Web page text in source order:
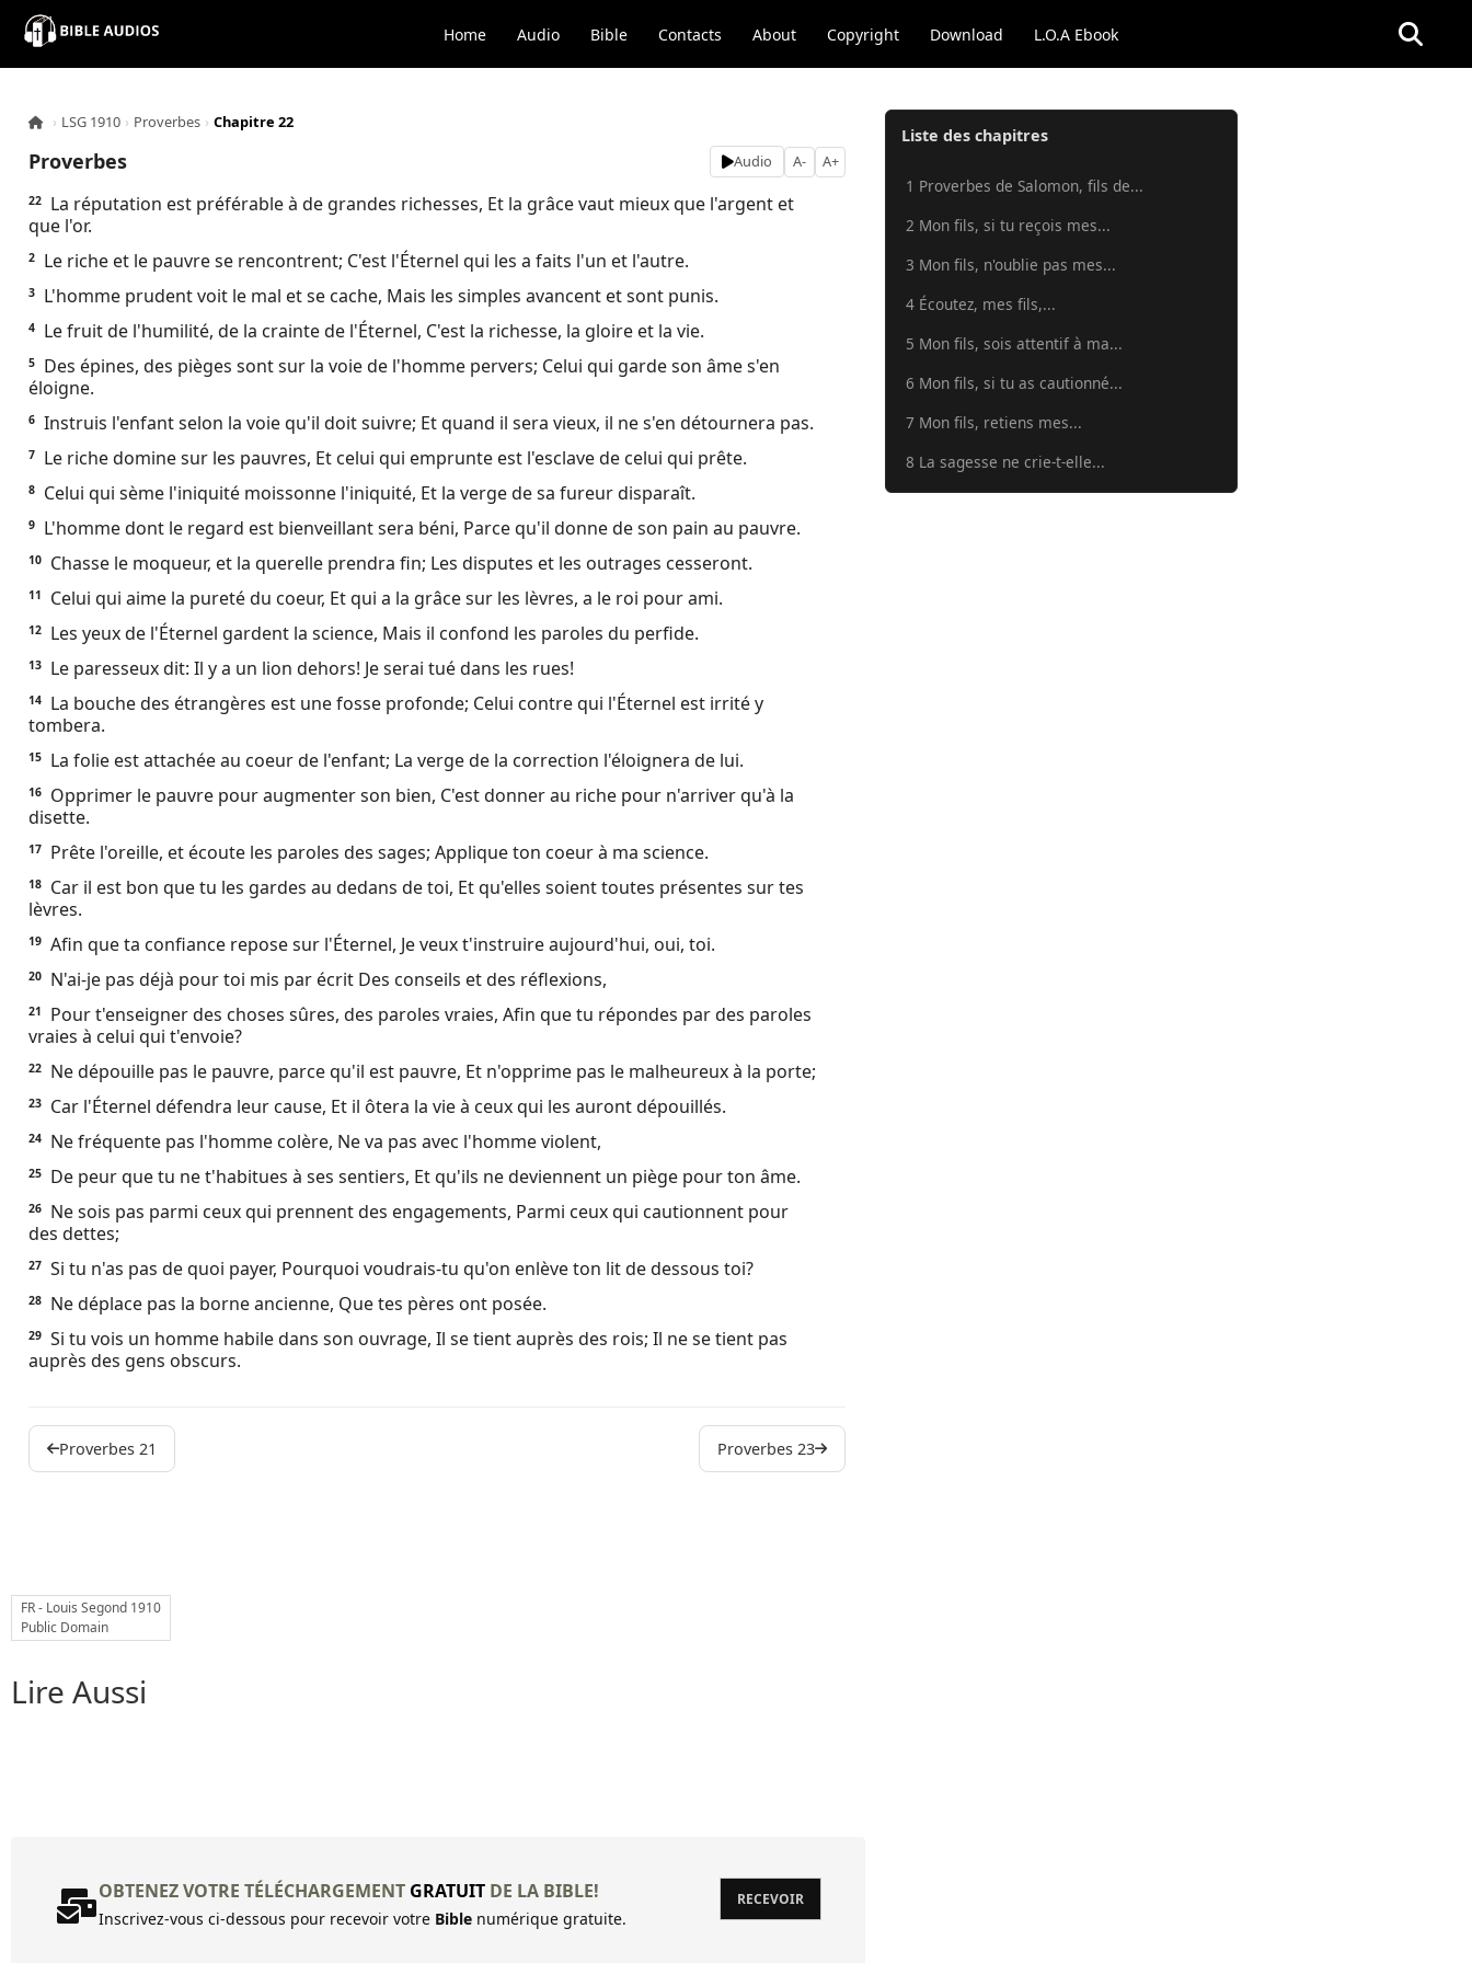
Home Audio Bible Contacts About Copyright Download L.O.A Ebook
×
Audio
Bible
Contacts
About
Copyright
Download
L.O.A
Ebook
› LSG 1910 › Proverbes › Chapitre 22
Proverbes Audio A- A+
22
La réputation est préférable à de grandes richesses, Et la grâce vaut mieux que l'argent et
que l'or.
2 Le riche et le pauvre se rencontrent; C'est l'Éternel qui les a faits l'un et l'autre.
3 L'homme prudent voit le mal et se cache, Mais les simples avancent et sont punis.
4 Le fruit de l'humilité, de la crainte de l'Éternel, C'est la richesse, la gloire et la vie.
5
Des épines, des pièges sont sur la voie de l'homme pervers; Celui qui garde son âme s'en
éloigne.
6 Instruis l'enfant selon la voie qu'il doit suivre; Et quand il sera vieux, il ne s'en détournera pas.
7 Le riche domine sur les pauvres, Et celui qui emprunte est l'esclave de celui qui prête.
8 Celui qui sème l'iniquité moissonne l'iniquité, Et la verge de sa fureur disparaît.
9 L'homme dont le regard est bienveillant sera béni, Parce qu'il donne de son pain au pauvre.
10 Chasse le moqueur, et la querelle prendra fin; Les disputes et les outrages cesseront.
11 Celui qui aime la pureté du coeur, Et qui a la grâce sur les lèvres, a le roi pour ami.
12 Les yeux de l'Éternel gardent la science, Mais il confond les paroles du perfide.
13 Le paresseux dit: Il y a un lion dehors! Je serai tué dans les rues!
14
La bouche des étrangères est une fosse profonde; Celui contre qui l'Éternel est irrité y
tombera.
15 La folie est attachée au coeur de l'enfant; La verge de la correction l'éloignera de lui.
16
Opprimer le pauvre pour augmenter son bien, C'est donner au riche pour n'arriver qu'à la
disette.
17 Prête l'oreille, et écoute les paroles des sages; Applique ton coeur à ma science.
18
Car il est bon que tu les gardes au dedans de toi, Et qu'elles soient toutes présentes sur tes
lèvres.
19 Afin que ta confiance repose sur l'Éternel, Je veux t'instruire aujourd'hui, oui, toi.
20 N'ai-je pas déjà pour toi mis par écrit Des conseils et des réflexions,
21
Pour t'enseigner des choses sûres, des paroles vraies, Afin que tu répondes par des paroles
vraies à celui qui t'envoie?
22 Ne dépouille pas le pauvre, parce qu'il est pauvre, Et n'opprime pas le malheureux à la porte;
23 Car l'Éternel défendra leur cause, Et il ôtera la vie à ceux qui les auront dépouillés.
24 Ne fréquente pas l'homme colère, Ne va pas avec l'homme violent,
25 De peur que tu ne t'habitues à ses sentiers, Et qu'ils ne deviennent un piège pour ton âme.
26
Ne sois pas parmi ceux qui prennent des engagements, Parmi ceux qui cautionnent pour
des dettes;
27 Si tu n'as pas de quoi payer, Pourquoi voudrais-tu qu'on enlève ton lit de dessous toi?
28 Ne déplace pas la borne ancienne, Que tes pères ont posée.
29 Si tu vois un homme habile dans son ouvrage, Il se tient auprès des rois; Il ne se tient pas
auprès des gens obscurs.
Proverbes 21 Proverbes 23
Liste des chapitres
1 Proverbes de Salomon, fils de...
2 Mon fils, si tu reçois mes...
3 Mon fils, n'oublie pas mes...
4 Écoutez, mes fils,...
5 Mon fils, sois attentif à ma...
6 Mon fils, si tu as cautionné...
7 Mon fils, retiens mes...
8 La sagesse ne crie-t-elle...
FR - Louis Segond 1910
Public Domain
Lire Aussi
OBTENEZ VOTRE TÉLÉCHARGEMENT GRATUIT DE LA BIBLE!
Inscrivez-vous ci-dessous pour recevoir votre Bible numérique gratuite.
RECEVOIR